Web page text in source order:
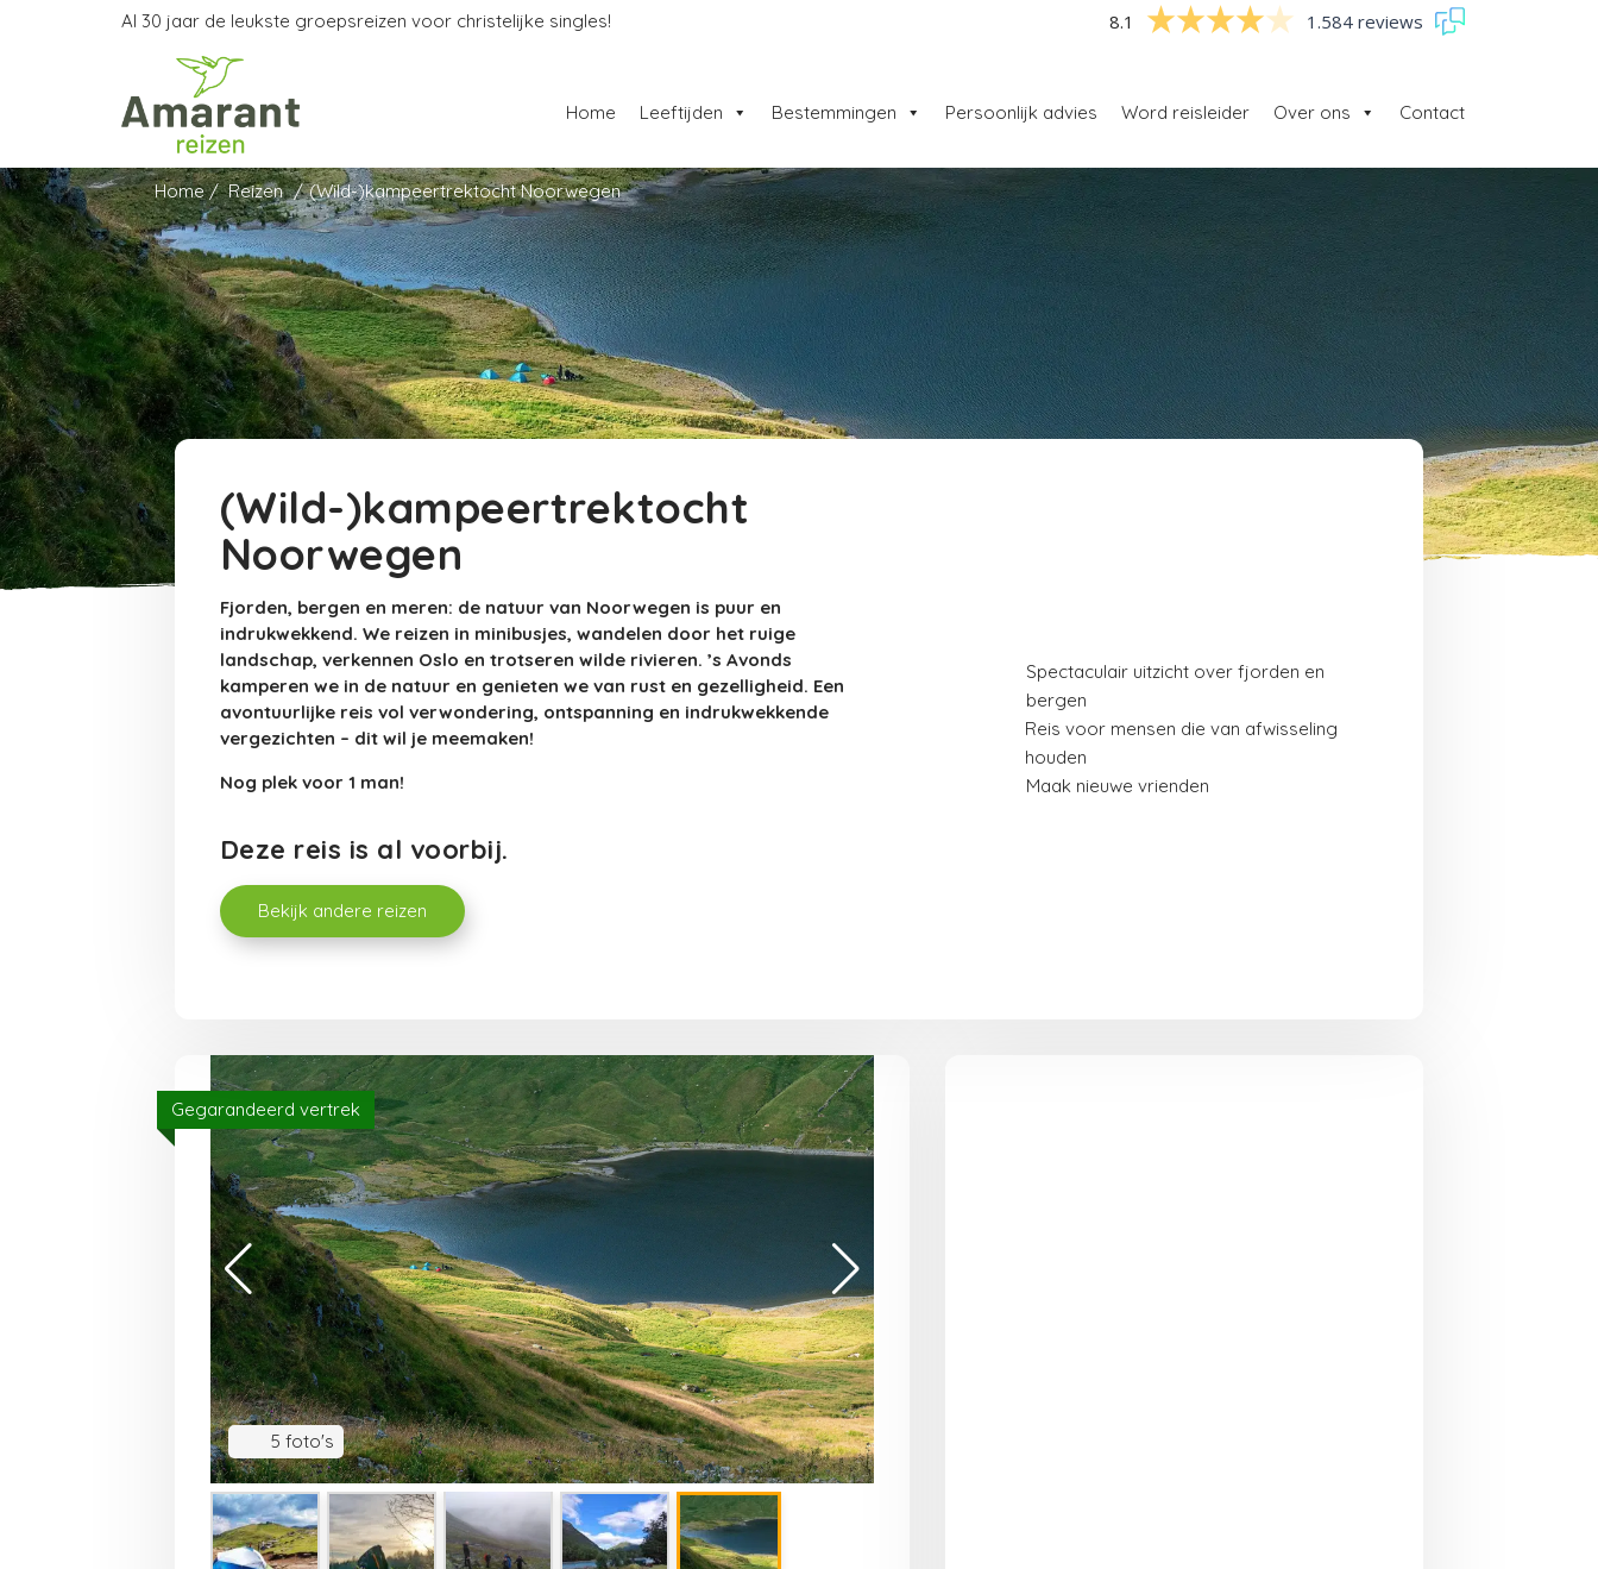
Al 30 jaar de leukste groepsreizen voor christelijke singles! 8.1 1.584 reviews
Home Leeftijden Bestemmingen Persoonlijk advies Word reisleider Over ons Contact
Home Reizen (Wild-)kampeertrektocht Noorwegen
(Wild-)kampeertrektocht
Noorwegen
Fjorden, bergen en meren: de natuur van Noorwegen is puur en
indrukwekkend. We reizen in minibusjes, wandelen door het ruige
landschap, verkennen Oslo en trotseren wilde rivieren. ’s Avonds
kamperen we in de natuur en genieten we van rust en gezelligheid. Een
avontuurlijke reis vol verwondering, ontspanning en indrukwekkende
vergezichten – dit wil je meemaken!
Nog plek voor 1 man!
Deze reis is al voorbij.
Bekijk andere reizen
Spectaculair uitzicht over fjorden en
bergen
Reis voor mensen die van afwisseling
houden
Maak nieuwe vrienden
Gegarandeerd vertrek
5 foto's